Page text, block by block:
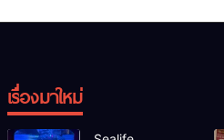
เรื่องมาใหม่